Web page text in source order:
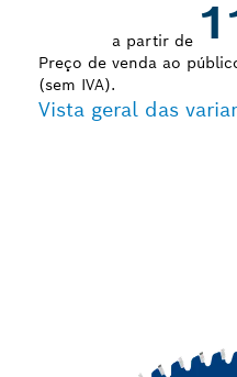
a partir de
Preço de venda ao
(sem IVA).
Vista geral das